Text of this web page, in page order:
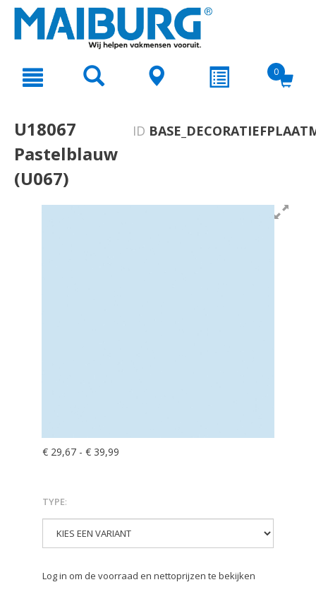
text.skipToNavigation
0
U18067
Pastelblauw
(U067)
ID
€ 29,67 - € 39,99
TYPE:
Log in om de voorraad en nettoprijzen te bekijken